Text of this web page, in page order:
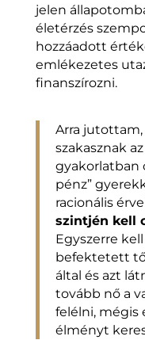
jelen
életérzés
hozzáadott
emlékezetes
finanszírozni.
Arra
szakasznak
gyakorlatban
pénz”
racionális
szintjén kell
Egyszerre
befektetett
által és azt
tovább nő a
felélni, mégis
élményt